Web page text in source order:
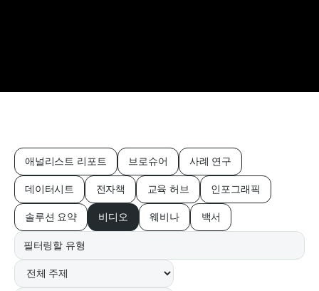
애널리스트 리포트 브로슈어 사례 연구
데이터시트 전자책 교육 허브 인포그래픽
솔루션 요약 비디오 웨비나 백서